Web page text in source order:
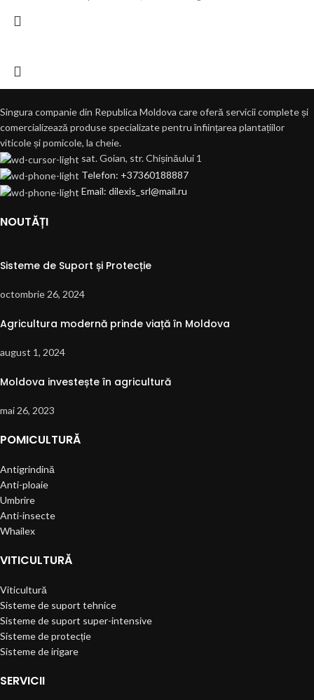
Singura companie din Republica Moldova care oferă servicii complete și
comercializează produse specializate pentru înființarea plantațiilor
viticole și pomicole, la cheie.
sat. Goian, str. Chișinăului 1
Telefon: +37360188887
Email: dilexis_srl@mail.ru
NOUTĂȚI
Sisteme de Suport și Protecție
octombrie 26, 2024
Agricultura modernă prinde viață în Moldova
august 1, 2024
Moldova investește în agricultură
mai 26, 2023
POMICULTURĂ
Antigrindină
Anti-ploaie
Umbrire
Anti-insecte
Whailex
VITICULTURĂ
Viticultură
Sisteme de suport tehnice
Sisteme de suport super-intensive
Sisteme de protecție
Sisteme de irigare
SERVICII